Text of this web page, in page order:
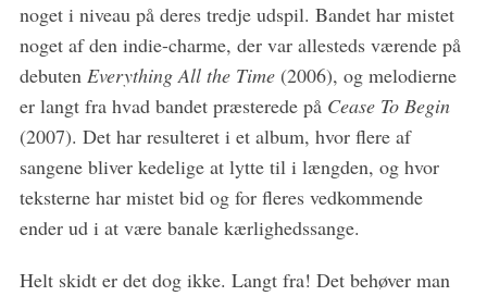
noget i niveau på deres tredje udspil. Bandet har mistet
noget af den indie-charme, der var allesteds værende på
debuten Everything All the Time(2006), og melodierne
er langt fra hvad bandet præsterede på Cease To Begin
(2007). Det har resulteret i et album, hvor flere af
sangene bliver kedelige at lytte til i længden, og hvor
teksterne har mistet bid og for fleres vedkommende
ender ud i at være banale kærlighedssange.
Helt skidt er det dog ikke. Langt fra! Det behøver man
a
r
c
h
o
r
: